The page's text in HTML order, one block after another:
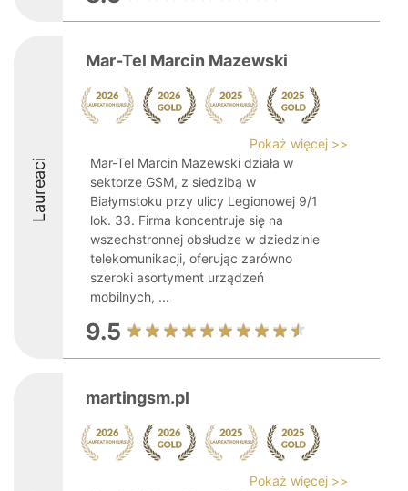
Laureaci
Mar-Tel Marcin Mazewski
Pokaż więcej >>
Mar-Tel Marcin Mazewski działa w
sektorze GSM, z siedzibą w
Białymstoku przy ulicy Legionowej 9/1
lok. 33. Firma koncentruje się na
wszechstronnej obsłudze w dziedzinie
telekomunikacji, oferując zarówno
szeroki asortyment urządzeń
mobilnych, ...
9.5
martingsm.pl
Pokaż więcej >>